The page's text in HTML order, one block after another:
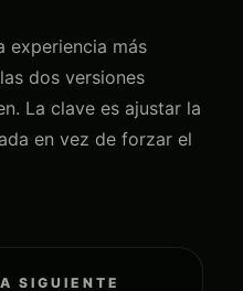
experiencia más
dos versiones
La clave es ajustar la
en vez de forzar el
SIGUIENTE